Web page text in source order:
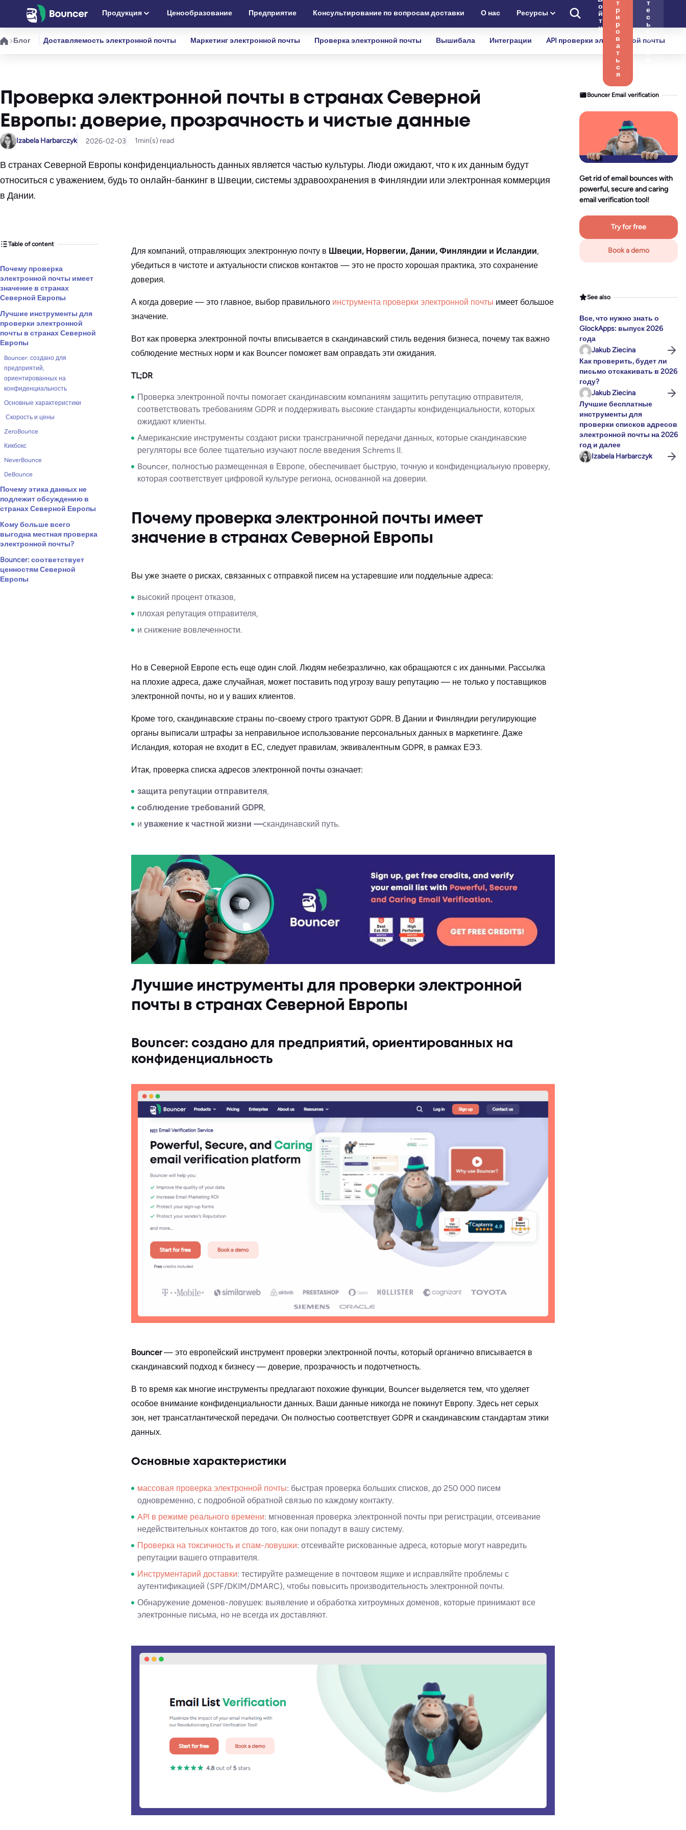
Перейти
содержимому
Продукция Ценообразование Предприятие Консультирование по вопросам доставки О нас Ресурсы
о
й
т
и
т
р
и
р
о
в
а
т
ь
с
я
т
е
с
ь
н
а
Блог Доставляемость электронной почты Маркетинг электронной почты Проверка электронной почты Вышибала Интеграции API проверки электронной почты
Проверка электронной почты в странах Северной
Европы: доверие, прозрачность и чистые данные
Izabela Harbarczyk 2026-02-03 1min(s) read
В странах Северной Европы конфиденциальность данных является частью культуры. Люди ожидают, что к их данным будут
относиться с уважением, будь то онлайн-банкинг в Швеции, системы здравоохранения в Финляндии или электронная коммерция
в Дании.
Table of content
Почему проверка
электронной почты имеет
значение в странах
Северной Европы
Лучшие инструменты для
проверки электронной
почты в странах Северной
Европы
Bouncer: создано для
предприятий,
ориентированных на
конфиденциальность
Основные характеристики
Скорость и цены
ZeroBounce
Кикбокс
NeverBounce
DeBounce
Почему этика данных не
подлежит обсуждению в
странах Северной Европы
Кому больше всего
выгодна местная проверка
электронной почты?
Bouncer: соответствует
ценностям Северной
Европы
Для компаний, отправляющих электронную почту в Швеции, Норвегии, Дании, Финляндии и Исландии,
убедиться в чистоте и актуальности списков контактов — это не просто хорошая практика, это сохранение
доверия.
А когда доверие — это главное, выбор правильного инструмента проверки электронной почты имеет большое
значение.
Вот как проверка электронной почты вписывается в скандинавский стиль ведения бизнеса, почему так важно
соблюдение местных норм и как Bouncer поможет вам оправдать эти ожидания.
TL;DR
Проверка электронной почты помогает скандинавским компаниям защитить репутацию отправителя,
соответствовать требованиям GDPR и поддерживать высокие стандарты конфиденциальности, которых
ожидают клиенты.
Американские инструменты создают риски трансграничной передачи данных, которые скандинавские
регуляторы все более тщательно изучают после введения Schrems II.
Bouncer, полностью размещенная в Европе, обеспечивает быструю, точную и конфиденциальную проверку,
которая соответствует цифровой культуре региона, основанной на доверии.
Почему проверка электронной почты имеет
значение в странах Северной Европы
Вы уже знаете о рисках, связанных с отправкой писем на устаревшие или поддельные адреса:
высокий процент отказов,
плохая репутация отправителя,
и снижение вовлеченности.
Но в Северной Европе есть еще один слой. Людям небезразлично, как обращаются с их данными. Рассылка
на плохие адреса, даже случайная, может поставить под угрозу вашу репутацию — не только у поставщиков
электронной почты, но и у ваших клиентов.
Кроме того, скандинавские страны по-своему строго трактуют GDPR. В Дании и Финляндии регулирующие
органы выписали штрафы за неправильное использование персональных данных в маркетинге. Даже
Исландия, которая не входит в ЕС, следует правилам, эквивалентным GDPR, в рамках ЕЭЗ.
Итак, проверка списка адресов электронной почты означает:
защита репутации отправителя,
соблюдение требований GDPR,
и уважение к частной жизни —скандинавский путь.
Лучшие инструменты для проверки электронной
почты в странах Северной Европы
Bouncer: создано для предприятий, ориентированных на
конфиденциальность
Bouncer— это европейский инструмент проверки электронной почты, который органично вписывается в
скандинавский подход к бизнесу — доверие, прозрачность и подотчетность.
В то время как многие инструменты предлагают похожие функции, Bouncer выделяется тем, что уделяет
особое внимание конфиденциальности данных. Ваши данные никогда не покинут Европу. Здесь нет серых
зон, нет трансатлантической передачи. Он полностью соответствует GDPR и скандинавским стандартам этики
данных.
Основные характеристики
массовая проверка электронной почты: быстрая проверка больших списков, до 250 000 писем
одновременно, с подробной обратной связью по каждому контакту.
API в режиме реального времени: мгновенная проверка электронной почты при регистрации, отсеивание
недействительных контактов до того, как они попадут в вашу систему.
Проверка на токсичность и спам-ловушки: отсеивайте рискованные адреса, которые могут навредить
репутации вашего отправителя.
Инструментарий доставки: тестируйте размещение в почтовом ящике и исправляйте проблемы с
аутентификацией (SPF/DKIM/DMARC), чтобы повысить производительность электронной почты.
Обнаружение доменов-ловушек: выявление и обработка хитроумных доменов, которые принимают все
электронные письма, но не всегда их доставляют.
Bouncer Email verification
Get rid of email bounces with
powerful, secure and caring
email verification tool!
Try for free
Book a demo
See also
Все, что нужно знать о
GlockApps: выпуск 2026
года
Jakub Ziecina
Как проверить, будет ли
письмо отскакивать в 2026
году?
Jakub Ziecina
Лучшие бесплатные
инструменты для
проверки списков адресов
электронной почты на 2026
год и далее
Izabela Harbarczyk